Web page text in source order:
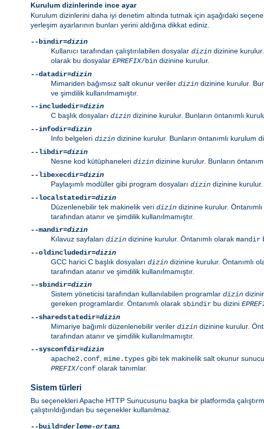
Kurulum dizinlerinde ince ayar
Kurulum dizinlerini daha iyi denetim altında tutmak için aşağıdaki
yerleşim ayarlarının bunları yerini aldığına dikkat ediniz.
--bindir=dizin
Kullanıcı tarafından çalıştırılabilen dosyalar dizin dizinine
olarak bu dosyalar EPREFIX/bin dizinine kurulur.
--datadir=dizin
Mimariden bağımsız salt okunur veriler dizin dizinine kurulur.
ve şimdilik kullanılmamıştır.
--includedir=dizin
C başlık dosyaları dizin dizinine kurulur. Bunların öntanımlı
--infodir=dizin
Info belgeleri dizin dizinine kurulur. Bunların öntanımlı kurulum
--libdir=dizin
Nesne kod kütüphaneleri dizin dizinine kurulur. Bunların
--libexecdir=dizin
Paylaşımlı modüller gibi program dosyaları dizin dizinine kurulur.
--localstatedir=dizin
Düzenlenebilir tek makinelik veri dizin dizinine kurulur.
tarafından atanır ve şimdilik kullanılmamıştır.
--mandir=dizin
Kılavuz sayfaları dizin dizinine kurulur. Öntanımlı olarak mandir
--oldincludedir=dizin
GCC harici C başlık dosyaları dizin dizinine kurulur. Öntanımlı
tarafından atanır ve şimdilik kullanılmamıştır.
--sbindir=dizin
Sistem yöneticisi tarafından kullanılabilen programlar dizin
gereken programlardır. Öntanımlı olarak sbindir bu dizini
--sharedstatedir=dizin
Mimariye bağımlı düzenlenebilir veriler dizin dizinine kurulur.
tarafından atanır ve şimdilik kullanılmamıştır.
--sysconfdir=dizin
apache2.conf mime.types gibi tek makinelik salt okunur
PREFIX/conf olarak tanımlar.
Sistem türleri
Bu seçenekleri Apache HTTP Sunucusunu başka bir platformda
çalıştırıldığından bu seçenekler kullanılmaz.
--build=derleme-ortamı